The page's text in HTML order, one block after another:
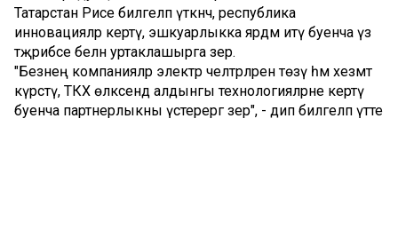
Татарстан Рәисе билгеләп үткәнчә, республика
инновацияләр кертү, эшкуарлыкка ярдәм итү буенча үз
тәҗрибәсе белән уртаклашырга әзер.
"Безнең компанияләр электр челтәрләрен төзү һәм хезмәт
күрсәтү, ТКХ өлкәсендә алдынгы технологияләрне кертү
буенча партнерлыкны үстерергә әзер", - дип билгеләп үтте